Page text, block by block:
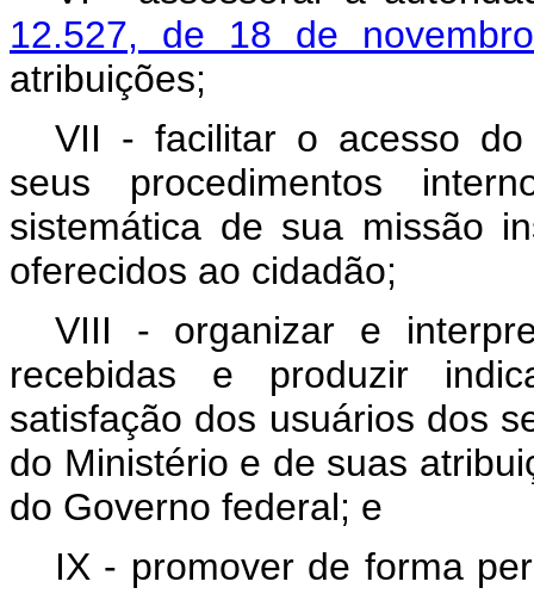
12.527, de 18 de
atribuições;
VII - facilitar o acesso do
seus procedimentos
sistemática de sua missão
oferecidos ao cidadão;
VIII - organizar e
recebidas e produzir
satisfação dos usuários dos
do Ministério e de suas
do Governo federal; e
IX - promover de forma